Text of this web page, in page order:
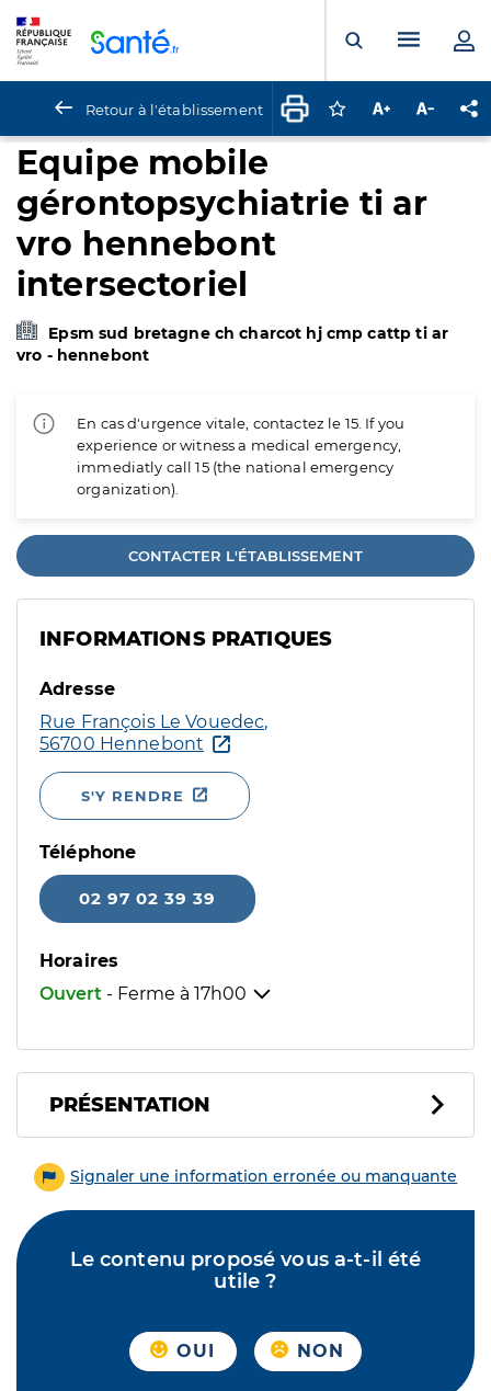
Ouvrir laMenu
Retour à l'établissement Connectez-vous
Augmenter la
Equipe mobile
gérontopsychiatrie ti ar
vro hennebont
intersectoriel
Epsm sud bretagne ch charcot hj cmp cattp ti ar
vro - hennebont
En cas d'urgence vitale, contactez le 15. If you
experience or witness a medical emergency,
immediatly call 15 (the national emergency
organization).
CONTACTER L'ÉTABLISSEMENT
INFORMATIONS PRATIQUES
Adresse
Rue François Le Vouedec,
56700 Hennebont
S'Y RENDRE
Téléphone
02 97 02 39 39
Horaires
Ouvert - Ferme à 17h00
PRÉSENTATION
Signaler une information erronée ou manquante
Le contenu proposé vous a-t-il été
utile ?
OUI NON